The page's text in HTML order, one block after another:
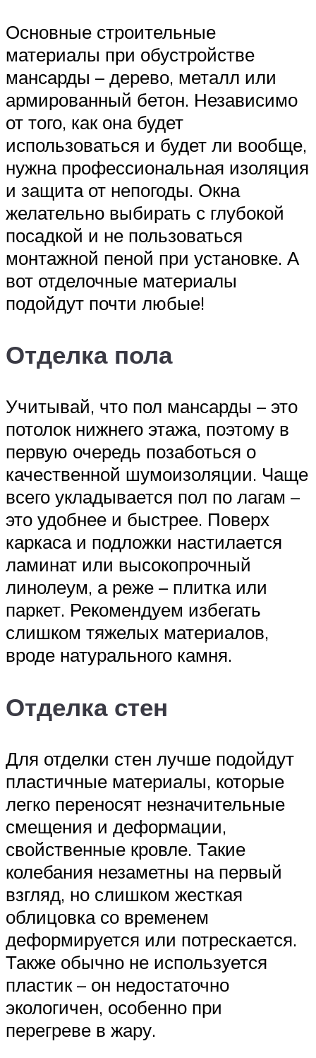
Основные строительные
материалы при обустройстве
мансарды – дерево, металл или
армированный бетон. Независимо
от того, как она будет
использоваться и будет ли вообще,
нужна профессиональная изоляция
и защита от непогоды. Окна
желательно выбирать с глубокой
посадкой и не пользоваться
монтажной пеной при установке. А
вот отделочные материалы
подойдут почти любые!
Отделка пола
Учитывай, что пол мансарды – это
потолок нижнего этажа, поэтому в
первую очередь позаботься о
качественной шумоизоляции. Чаще
всего укладывается пол по лагам –
это удобнее и быстрее. Поверх
каркаса и подложки настилается
ламинат или высокопрочный
линолеум, а реже – плитка или
паркет. Рекомендуем избегать
слишком тяжелых материалов,
вроде натурального камня.
Отделка стен
Для отделки стен лучше подойдут
пластичные материалы, которые
легко переносят незначительные
смещения и деформации,
свойственные кровле. Такие
колебания незаметны на первый
взгляд, но слишком жесткая
облицовка со временем
деформируется или потрескается.
Также обычно не используется
пластик – он недостаточно
экологичен, особенно при
перегреве в жару.